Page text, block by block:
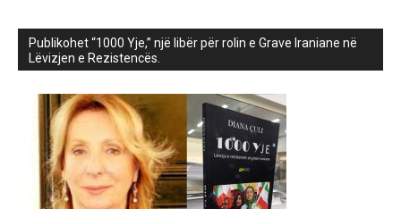
Publikohet “1000 Yje,” një libër për rolin e Grave Iraniane në
Lëvizjen e Rezistencës.